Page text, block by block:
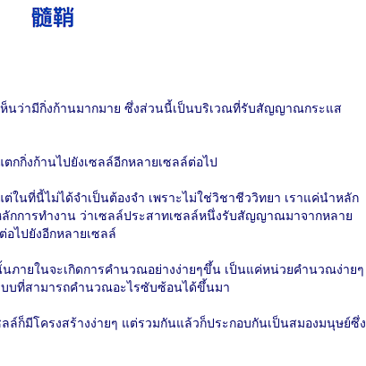
นว่ามีกิ่งก้านมากมาย ซึ่งส่วนนี้เป็นบริเวณที่รับสัญญาณกระแส
กิ่งก้านไปยังเซลล์อีกหลายเซลล์ต่อไป
ในที่นี้ไม่ได้จำเป็นต้องจำ เพราะไม่ใช่วิชาชีววิทยา เราแค่นำหลัก
กการทำงาน ว่าเซลล์ประสาทเซลล์หนึ่งรับสัญญาณมาจากหลาย
ไปยังอีกหลายเซลล์
ภายในจะเกิดการคำนวณอย่างง่ายๆขึ้น เป็นแค่หน่วยคำนวณง่ายๆ
บบที่สามารถคำนวณอะไรซับซ้อนได้ขึ้นมา
ล์ก็มีโครงสร้างง่ายๆ แต่รวมกันแล้วก็ประกอบกันเป็นสมองมนุษย์ซึ่ง